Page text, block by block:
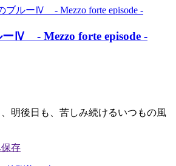
ーⅣ - Mezzo forte episode -
明後日も、苦しみ続けるいつもの風